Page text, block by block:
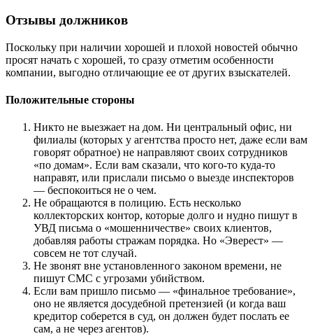
Отзывы должников
Поскольку при наличии хорошей и плохой новостей обычно
просят начать с хорошей, то сразу отметим особенности
компании, выгодно отличающие ее от других взыскателей.
Положительные стороны
Никто не выезжает на дом. Ни центральный офис, ни
филиалы (которых у агентства просто нет, даже если вам
говорят обратное) не направляют своих сотрудников
«по домам». Если вам сказали, что кого-то куда-то
направят, или прислали письмо о выезде инспекторов
— беспокоиться не о чем.
Не обращаются в полицию. Есть несколько
коллекторских контор, которые долго и нудно пишут в
УВД письма о «мошенничестве» своих клиентов,
добавляя работы стражам порядка. Но «Эверест» —
совсем не тот случай.
Не звонят вне установленного законом времени, не
пишут СМС с угрозами убийством.
Если вам пришло письмо — «финальное требование»,
оно не является досудебной претензией (и когда ваш
кредитор соберется в суд, он должен будет послать ее
сам, а не через агентов).